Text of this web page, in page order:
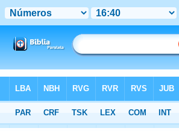
>Números Capítulo 16 > Verso 40